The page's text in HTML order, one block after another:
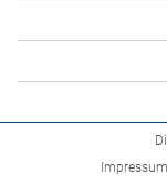
Impressum